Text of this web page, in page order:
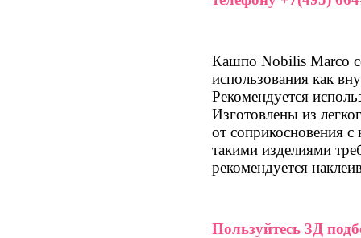
Кашпо Nobilis Marco
использования как
Рекомендуется
Изготовлены из
от соприкосновения
такими изделиями
рекомендуется
Пользуйтесь 3Д